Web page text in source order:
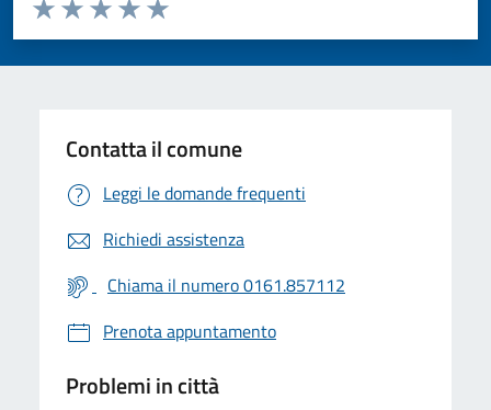
Valuta 5 stelle su 5
Valuta 4 stelle su 5
Valuta 3 stelle su 5
Valuta 2 stelle su 5
Valuta 1 stelle su 5
Contatta il comune
Leggi le domande frequenti
Richiedi assistenza
Chiama il numero 0161.857112
Prenota appuntamento
Problemi in città